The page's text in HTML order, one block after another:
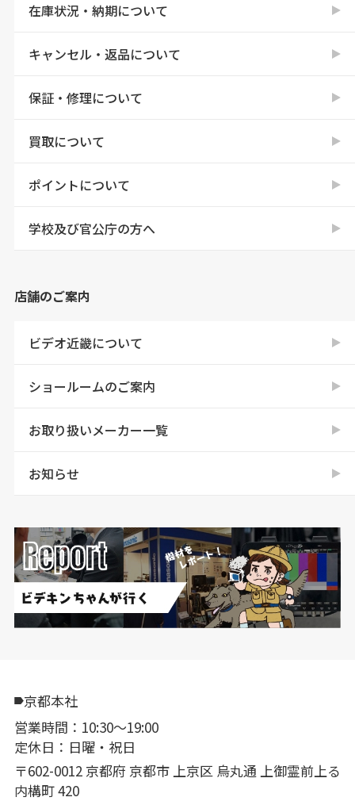
在庫状況・納期について
キャンセル・返品について
保証・修理について
買取について
ポイントについて
学校及び官公庁の方へ
店舗のご案内
ビデオ近畿について
ショールームのご案内
お取り扱いメーカー一覧
お知らせ
京都本社
営業時間：10:30〜19:00
定休日：日曜・祝日
〒602-0012 京都府 京都市 上京区 烏丸通 上御霊前上る
内構町 420